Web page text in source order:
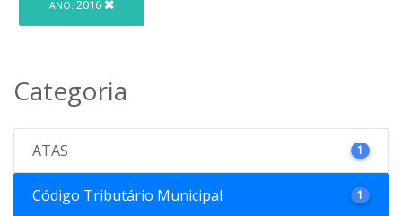
ANO: 2016
Categoria
ATAS 1
Código Tributário Municipal 1